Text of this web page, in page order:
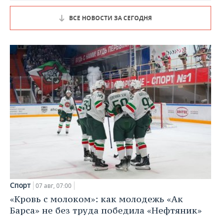
ВСЕ НОВОСТИ ЗА СЕГОДНЯ
Спорт 07 авг, 07:00
«Кровь с молоком»: как молодежь «Ак
Барса» не без труда победила «Нефтяник»